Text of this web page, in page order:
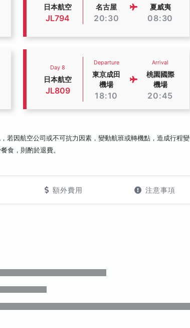
日本航空
JL794
名古屋
20:30
夏威夷
08:30
Day 8
日本航空
JL809
Departure
東京成田
機場
18:10
Arrival
桃園國際
機場
20:45
若因航空公司或不可抗力因素，變動航班或轉機點，造成行程變
食，則酌於退費。
額外費用 注意事項